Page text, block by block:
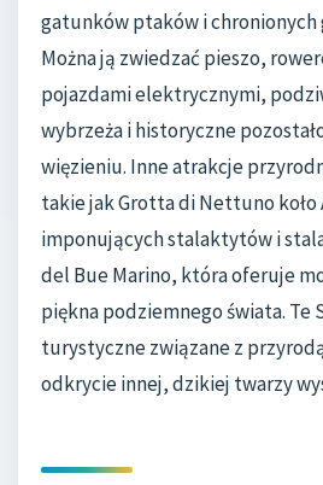
gatunków ptaków i chronionych
Można ją zwiedzać pieszo,
pojazdami elektrycznymi,
wybrzeża i historyczne
więzieniu. Inne atrakcje
takie jak Grotta di Nettuno koło
imponujących stalaktytów i
del Bue Marino, która oferuje
piękna podziemnego świata. Te
turystyczne związane z
odkrycie innej, dzikiej twarzy